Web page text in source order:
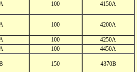
100 4150A
100 4200A
100
4250A
100 4450A
150 4370B